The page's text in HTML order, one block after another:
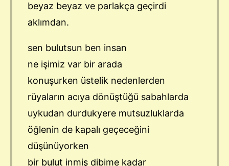
beyaz beyaz ve parlakça geçirdi
aklımdan.
sen bulutsun ben insan
ne işimiz var bir arada
konuşurken üstelik nedenlerden
rüyaların acıya dönüştüğü sabahlarda
uykudan durdukyere mutsuzluklarda
öğlenin de kapalı geçeceğini
düşünüyorken
bir bulut inmiş dibime kadar